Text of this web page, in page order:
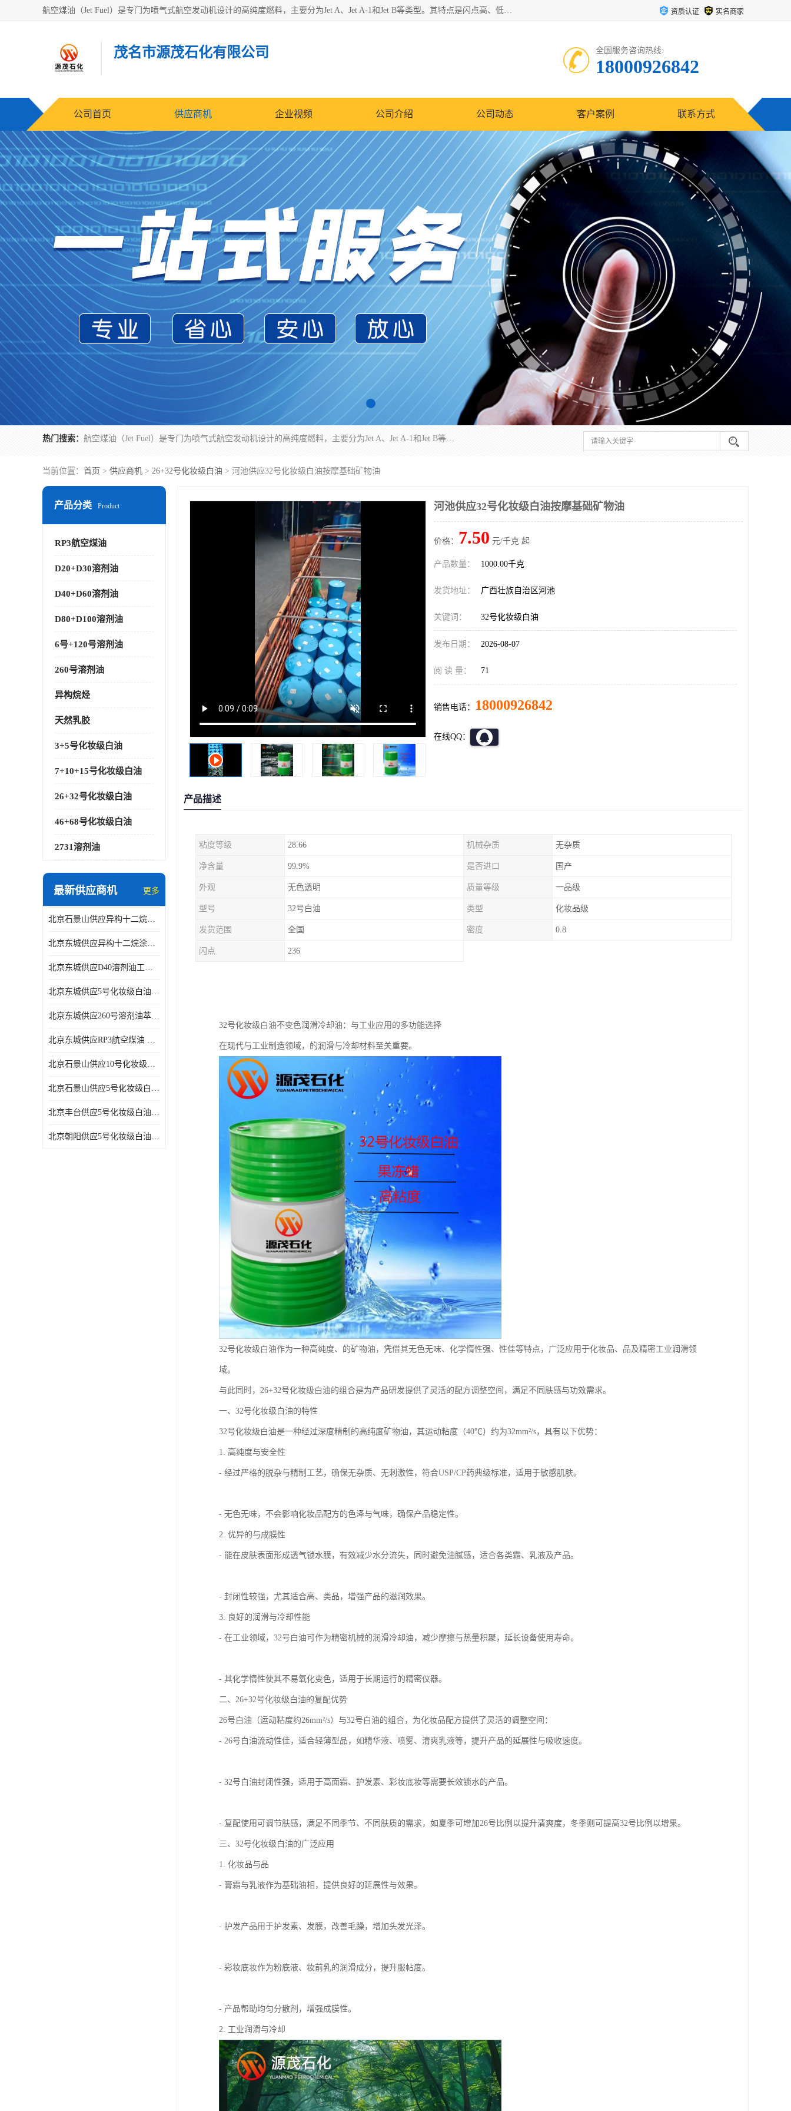
航空煤油（Jet Fuel）是专门为喷气式航空发动机设计的高纯度燃料，主要分为Jet A、Jet A-1和Jet B等类型。其特点是闪点高、低温流动性好，并添加了抗静电剂和抗氧化剂以确保飞行安全。航空煤油需 资质认证 实名商家
茂名市源茂石化有限公司 全国服务咨询热线:
18000926842
公司首页 供应商机 企业视频 公司介绍 公司动态 客户案例 联系方式
热门搜索： 航空煤油（Jet Fuel）是专门为喷气式航空发动机设计的高纯度燃料，主要分为Jet A、Jet A-1和Jet B等类型。其特点是闪点高、低温流动性好，并添加了抗静电剂和抗氧化剂以确保飞行安全。航空煤油需
当前位置： 首页 > 供应商机 > 26+32号化妆级白油 > 河池供应32号化妆级白油按摩基础矿物油
产品分类 Product
RP3航空煤油
D20+D30溶剂油
D40+D60溶剂油
D80+D100溶剂油
6号+120号溶剂油
260号溶剂油
异构烷烃
天然乳胶
3+5号化妆级白油
7+10+15号化妆级白油
26+32号化妆级白油
46+68号化妆级白油
2731溶剂油
最新供应商机 更多
北京石景山供应异构十二烷香精助剂
北京东城供应异构十二烷涂料胶粘油墨稀释剂
北京东城供应D40溶剂油工业金属清洗
北京东城供应5号化妆级白油钻井液润滑剂
北京东城供应260号溶剂油萃取溶剂油金属萃取剂
北京东城供应RP3航空煤油 高含量国标工业级航空煤油燃料油 无色透明
北京石景山供应10号化妆级白油高精密机械润滑油
北京石景山供应5号化妆级白油缝纫机油 设备润滑油
北京丰台供应5号化妆级白油纤维与织物柔软光亮
北京朝阳供应5号化妆级白油纺织时的润滑剂
河池供应32号化妆级白油按摩基础矿物油
价格： 7.50 元/千克 起
产品数量： 1000.00千克
发货地址： 广西壮族自治区河池
关键词： 32号化妆级白油
发布日期： 2026-08-07
阅 读 量： 71
销售电话： 18000926842
在线QQ：
产品描述
粘度等级 28.66 机械杂质 无杂质
净含量 99.9% 是否进口 国产
外观 无色透明 质量等级 一品级
型号 32号白油 类型 化妆品级
发货范围 全国 密度 0.8
闪点 236
32号化妆级白油不变色润滑冷却油：与工业应用的多功能选择
在现代与工业制造领域，的润滑与冷却材料至关重要。
32号化妆级白油作为一种高纯度、的矿物油，凭借其无色无味、化学惰性强、性佳等特点，广泛应用于化妆品、品及精密工业润滑领
域。
与此同时，26+32号化妆级白油的组合是为产品研发提供了灵活的配方调整空间，满足不同肤感与功效需求。
一、32号化妆级白油的特性
32号化妆级白油是一种经过深度精制的高纯度矿物油，其运动粘度（40℃）约为32mm²/s，具有以下优势：
1. 高纯度与安全性
- 经过严格的脱杂与精制工艺，确保无杂质、无刺激性，符合USP/CP药典级标准，适用于敏感肌肤。
- 无色无味，不会影响化妆品配方的色泽与气味，确保产品稳定性。
2. 优异的与成膜性
- 能在皮肤表面形成透气锁水膜，有效减少水分流失，同时避免油腻感，适合各类霜、乳液及产品。
- 封闭性较强，尤其适合高、类品，增强产品的滋润效果。
3. 良好的润滑与冷却性能
- 在工业领域，32号白油可作为精密机械的润滑冷却油，减少摩擦与热量积聚，延长设备使用寿命。
- 其化学惰性使其不易氧化变色，适用于长期运行的精密仪器。
二、26+32号化妆级白油的复配优势
26号白油（运动粘度约26mm²/s）与32号白油的组合，为化妆品配方提供了灵活的调整空间：
- 26号白油流动性佳，适合轻薄型品，如精华液、喷雾、清爽乳液等，提升产品的延展性与吸收速度。
- 32号白油封闭性强，适用于高面霜、护发素、彩妆底妆等需要长效锁水的产品。
- 复配使用可调节肤感，满足不同季节、不同肤质的需求，如夏季可增加26号比例以提升清爽度，冬季则可提高32号比例以增果。
三、32号化妆级白油的广泛应用
1. 化妆品与品
- 膏霜与乳液作为基础油相，提供良好的延展性与效果。
- 护发产品用于护发素、发膜，改善毛躁，增加头发光泽。
- 彩妆底妆作为粉底液、妆前乳的润滑成分，提升服帖度。
- 产品帮助均匀分散剂，增强成膜性。
2. 工业润滑与冷却